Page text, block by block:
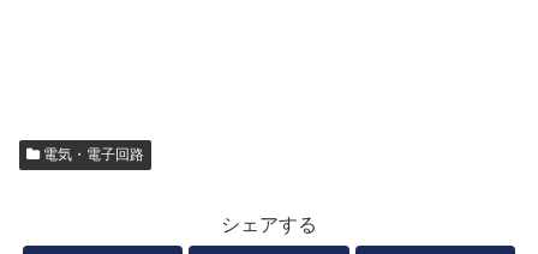
電気・電子回路
シェアする